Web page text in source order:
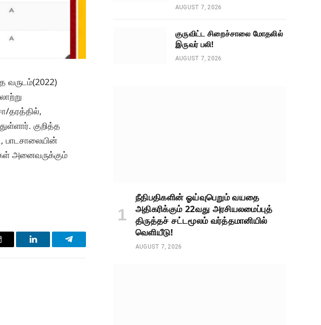
வருடம்(2022)
தரத்தில்,
குறித்த
பாடசாலையின்
அனைவருக்கும்
LinkedIn Telegram
AUGUST 7, 2026
குருவிட்ட சிறைச்சாலை மோதலில்
இருவர் பலி!
AUGUST 7, 2026
நீதிபதிகளின் ஓய்வுபெறும் வயதை
அதிகரிக்கும் 22வது அரசியலமைப்புத்
திருத்தச் சட்டமூலம் வர்த்தமானியில்
வெளியீடு!
AUGUST 7, 2026